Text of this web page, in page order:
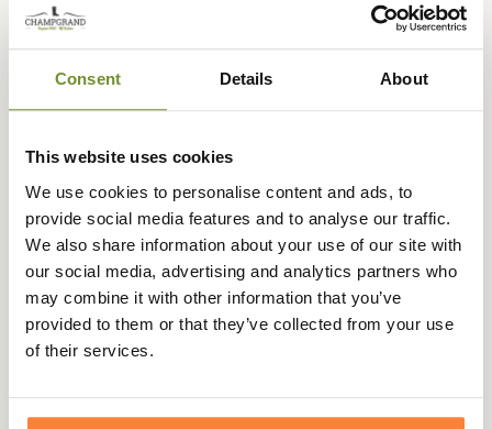
Consent Details About
This website uses cookies
We use cookies to personalise content and ads, to
provide social media features and to analyse our traffic.
We also share information about your use of our site with
our social media, advertising and analytics partners who
may combine it with other information that you’ve
provided to them or that they’ve collected from your use
of their services.
confort.
Léger et respirant, ce chèche Barbour vous permettra
d'arborer votre tartan favori tout au long de l'année,
particulièrement pendant les beaux jours.
Idéal pour vous protéger le cou du vent et de la
également un accessoire tendance pour compléter votre
look avec un style anglais toujours chic.
Ce chèche Welton est proposé dans différents tartan
emblématiques de la marque Barbour.
Dimensions: 190cm x 66cm